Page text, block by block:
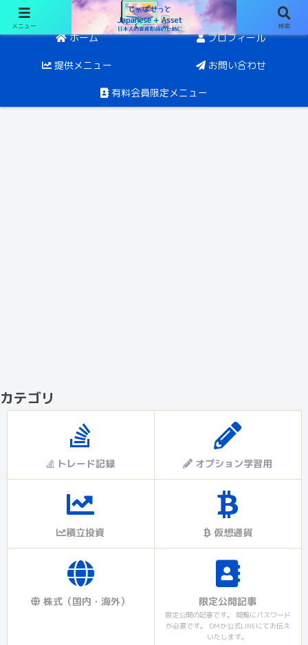
日経オプションと投資。目指すは5年後にFIRE
ホーム プロフィール
提供メニュー お問い合わせ
有料会員限定メニュー
カテゴリ
トレード記録 オプション学習用
積立投資 仮想通貨
株式（国内・海外） 限定公開記事
限定公開の記事です。 閲覧にパスワード
が必要です。 DMか公式LINEにてお伝え
いたします。
メニュー 検索